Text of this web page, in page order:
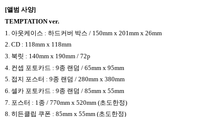
[앨범 사양]
TEMPTATION ver.
1. 아웃케이스 : 하드커버 박스 / 150mm x 201mm x 26mm
2. CD : 118mm x 118mm
3. 북릿 : 140mm x 190mm / 72p
4. 컨셉 포토카드 : 9종 랜덤 / 65mm x 95mm
5. 접지 포스터 : 9종 랜덤 / 280mm x 380mm
6. 셀카 포토카드 : 9종 랜덤 / 85mm x 55mm
7. 포스터 : 1 종 / 770mm x 520mm (초도한정)
8. 히든클립 쿠폰 : 85mm x 55mm (초도한정)